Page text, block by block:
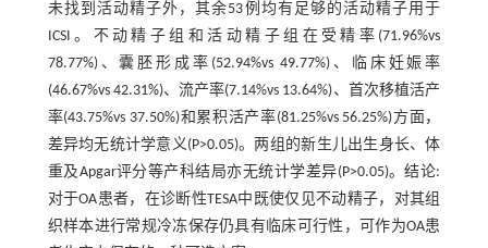
未找到活动精子外，其余53例均有足够的活动精子用于
ICSI。不动精子组和活动精子组在受精率(71.96%vs
78.77%)、囊胚形成率(52.94%vs 49.77%)、临床妊娠率
(46.67%vs 42.31%)、流产率(7.14%vs 13.64%)、首次移植活产
率(43.75%vs 37.50%)和累积活产率(81.25%vs 56.25%)方面，
差异均无统计学意义(P>0.05)。两组的新生儿出生身长、体
重及Apgar评分等产科结局亦无统计学差异(P>0.05)。结论:
对于OA患者，在诊断性TESA中既使仅见不动精子，对其组
织样本进行常规冷冻保存仍具有临床可行性，可作为OA患